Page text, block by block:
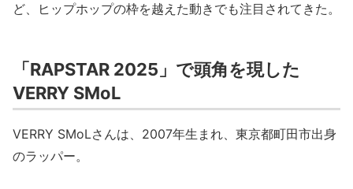
ど、ヒップホップの枠を越えた動きでも注目されてきた。
「RAPSTAR 2025」で頭角を現した
VERRY SMoL
VERRY SMoLさんは、2007年生まれ、東京都町田市出身
のラッパー。